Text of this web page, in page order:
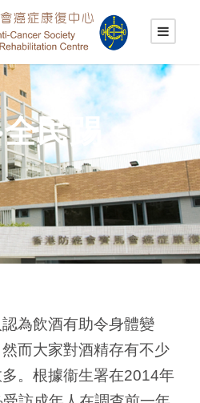
民踢
為飲酒有助令身體變
而大家對酒精存有不少
。根據衞生署在2014年